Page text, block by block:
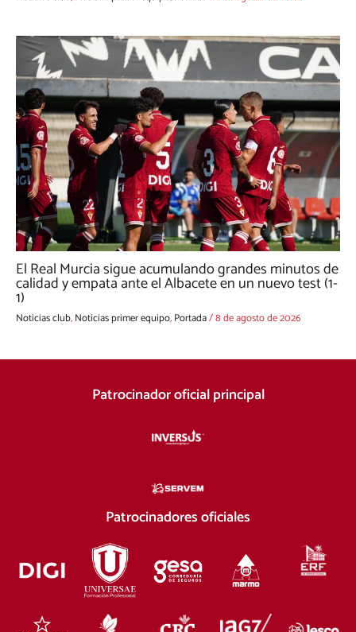
El Real Murcia sigue acumulando grandes minutos de
calidad y empata ante el Albacete en un nuevo test (1-
1)
Noticias club,Noticias primer equipo,Portada/8 de agosto de 2026
Patrocinador oficial principal
Patrocinadores oficiales